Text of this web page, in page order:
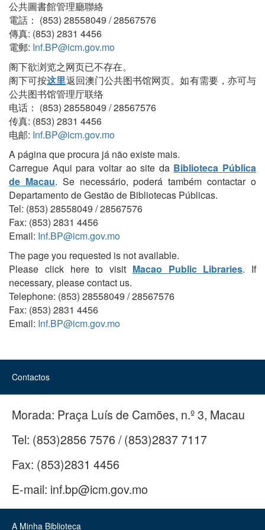
公共圖書館管理廳聯絡
電話： (853) 28558049 / 28567576
傳真: (853) 2831 4456
電郵: Inf.BP@icm.gov.mo
阁下欲浏览之网页已不存在。
阁下可按这里返回澳门公共图书馆网页。如有需要，亦可与
公共图书馆管理厅联络
电话： (853) 28558049 / 28567576
传真: (853) 2831 4456
电邮: Inf.BP@icm.gov.mo
A página que procura já não existe mais.
Carregue Aqui para voltar ao site da Biblioteca Pública
de Macau. Se necessário, poderá também contactar o
Departamento de Gestão de Bibliotecas Públicas.
Tel: (853) 28558049 / 28567576
Fax: (853) 2831 4456
Email: Inf.BP@icm.gov.mo
The page you requested is not available.
Please click here to visit Macao Public Libraries. If
necessary, please contact us.
Telephone: (853) 28558049 / 28567576
Fax: (853) 2831 4456
Email: Inf.BP@icm.gov.mo
Contactos
Morada: Praça Luís de Camões, n.º 3, Macau
Tel: (853)2856 7576 / (853)2837 7117
Fax: (853)2831 4456
E-mail: inf.bp@icm.gov.mo
A Minha Biblioteca